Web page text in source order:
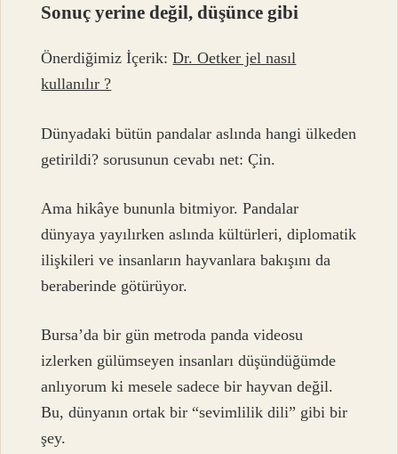
Sonuç yerine değil, düşünce gibi
Önerdiğimiz İçerik:Dr. Oetker jel nasıl
kullanılır ?
Dünyadaki bütün pandalar aslında hangi ülkeden
getirildi? sorusunun cevabı net: Çin.
Ama hikâye bununla bitmiyor. Pandalar
dünyaya yayılırken aslında kültürleri, diplomatik
ilişkileri ve insanların hayvanlara bakışını da
beraberinde götürüyor.
Bursa’da bir gün metroda panda videosu
izlerken gülümseyen insanları düşündüğümde
anlıyorum ki mesele sadece bir hayvan değil.
Bu, dünyanın ortak bir “sevimlilik dili” gibi bir
şey.